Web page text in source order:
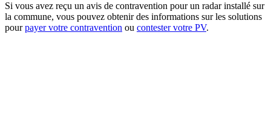
Si vous avez reçu un avis de contravention pour un radar installé sur
la commune, vous pouvez obtenir des informations sur les solutions
pourpayer votre contravention ou contester votre PV.